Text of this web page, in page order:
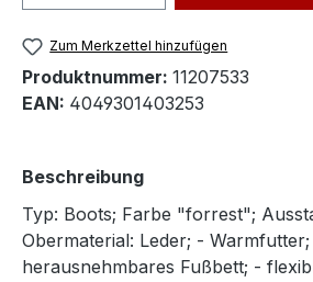
Zum Merkzettel hinzufügen
Produktnummer: 11207533
EAN: 4049301403253
Beschreibung
Typ: Boots; Farbe "forrest";
Obermaterial: Leder; -
herausnehmbares Fußbett; -